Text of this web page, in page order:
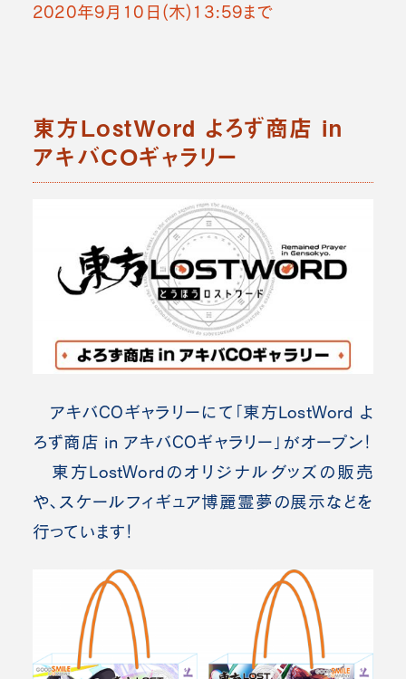
2020年9月10日(木)13:59まで
東方LostWord よろず商店 in
アキバCOギャラリー
アキバCOギャラリーにて「東方LostWord よ
ろず商店 in アキバCOギャラリー」がオープン！
東方LostWordのオリジナルグッズの販売
や、スケールフィギュア博麗霊夢の展示などを
行っています！